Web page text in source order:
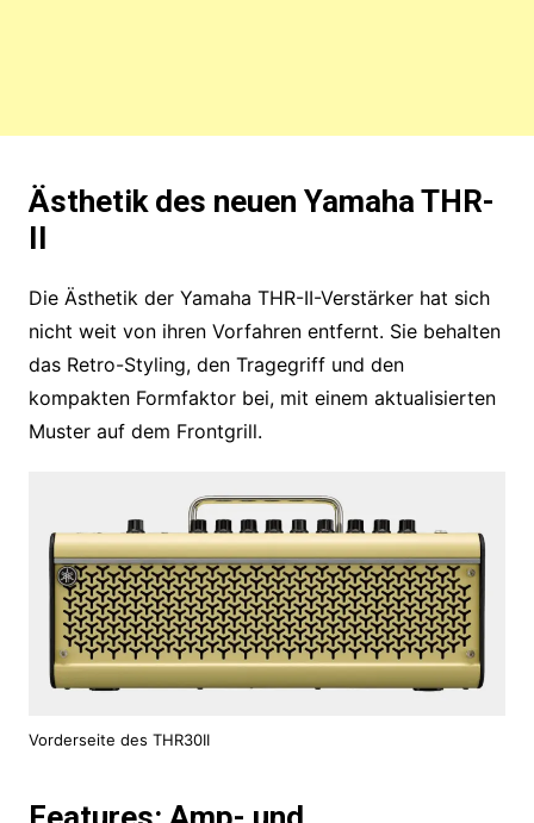
Ästhetik des neuen Yamaha THR-
II
Die Ästhetik der Yamaha THR-II-Verstärker hat sich
nicht weit von ihren Vorfahren entfernt. Sie behalten
das Retro-Styling, den Tragegriff und den
kompakten Formfaktor bei, mit einem aktualisierten
Muster auf dem Frontgrill.
Vorderseite des THR30II